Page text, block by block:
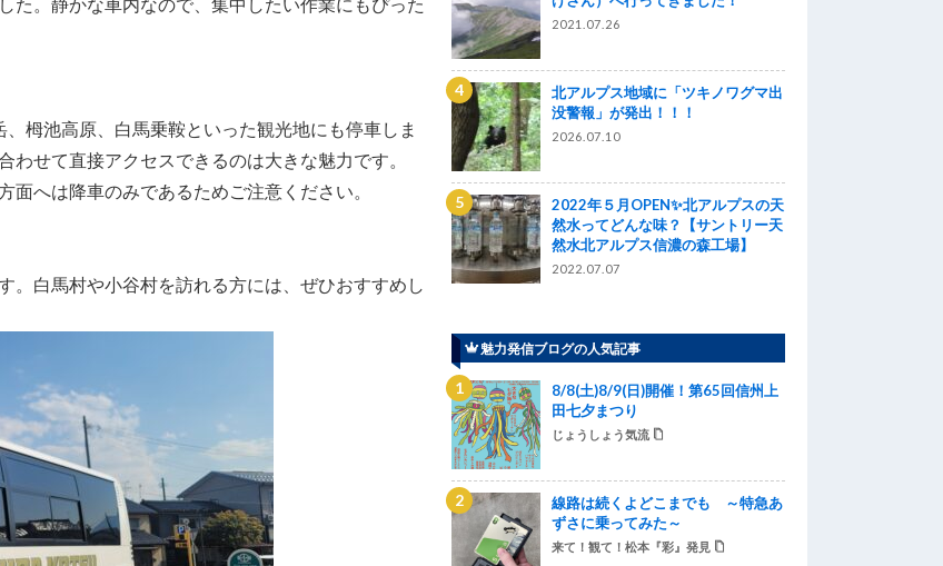
栂池高原、白馬乗鞍といった観光地にも停車しま
せて直接アクセスできるのは大きな魅力です。
へは降車のみであるためご注意ください。
白馬村や小谷村を訪れる方には、ぜひおすすめし
2021.07.26
北アルプス地域に「ツキノワグマ出
没警報」が発出！！！
2026.07.10
2022年５月OPEN✨北アルプスの天
然水ってどんな味？【サントリー天
然水北アルプス信濃の森工場】
2022.07.07
魅力発信ブログの人気記事
8/8(土)8/9(日)開催！第65回信州上
田七夕まつり
じょうしょう気流
線路は続くよどこまでも ～特急あ
ずさに乗ってみた～
来て！観て！松本『彩』発見